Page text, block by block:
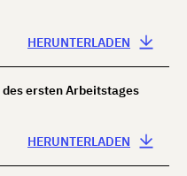
HERUNTERLADEN
ersten Arbeitstages
HERUNTERLADEN